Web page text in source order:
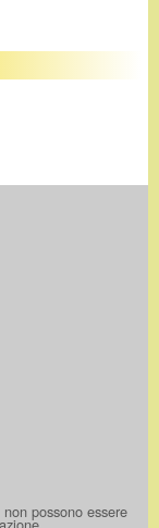
possono essere